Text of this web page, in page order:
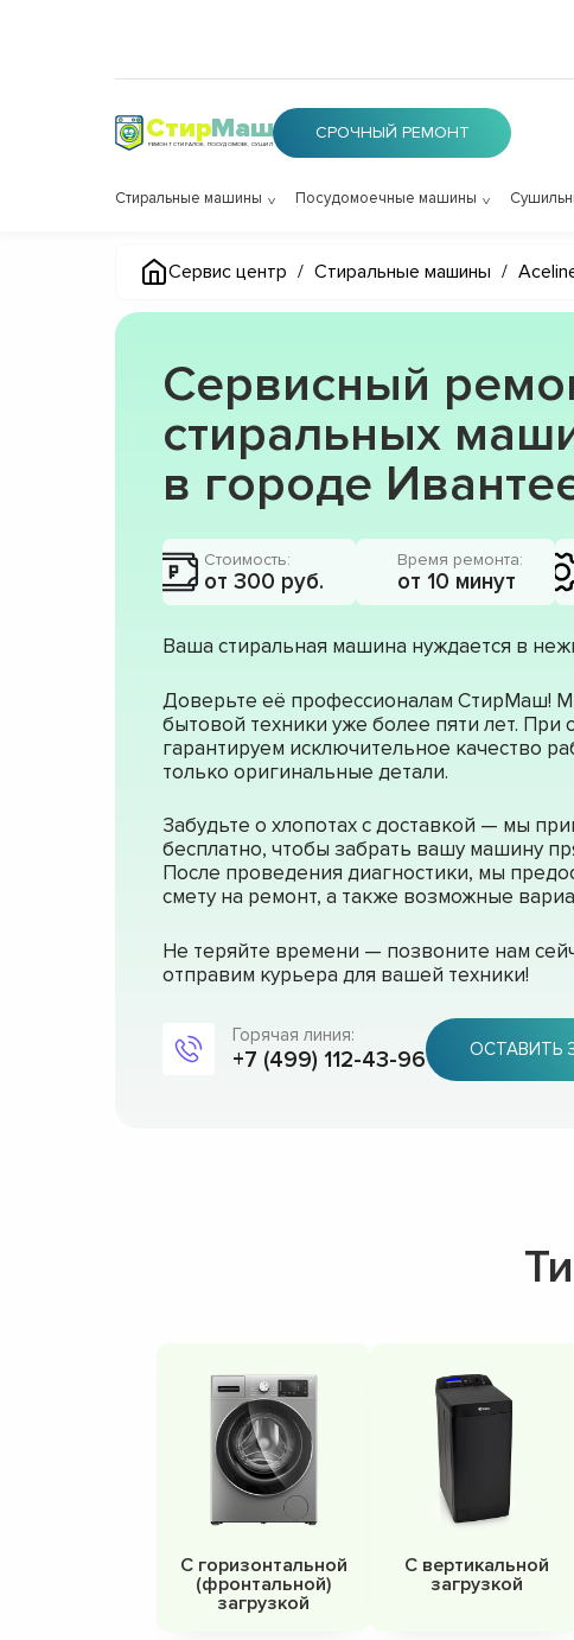
СтирМаш
РЕМОНТ СТИРАЛОК, ПОСУДОМОЕК, СУШИЛОК
СРОЧНЫЙ РЕМОНТ
Стиральные машины Посудомоечные машины
Сервис центр / Стиральные машины /
Сервисный
стиральных
в городе
Стоимость:
от 300 руб.
Время ремонта:
от 10 минут
Ваша стиральная машина нуждается в
Доверьте её профессионалам СтирМаш!
бытовой техники уже более пяти лет. При
гарантируем исключительное качество
только оригинальные детали.
Забудьте о хлопотах с доставкой — мы
бесплатно, чтобы забрать вашу машину
После проведения диагностики, мы
смету на ремонт, а также возможные
Не теряйте времени — позвоните нам
отправим курьера для вашей техники!
Горячая линия:
+7 (499) 112-43-96 ОСТАВИТЬ
С горизонтальной
(фронтальной)
загрузкой
С вертикальной
загрузкой